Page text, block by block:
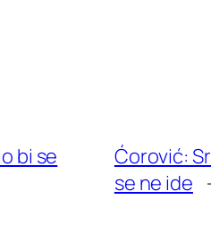
bi se
Ćorović:
se ne ide